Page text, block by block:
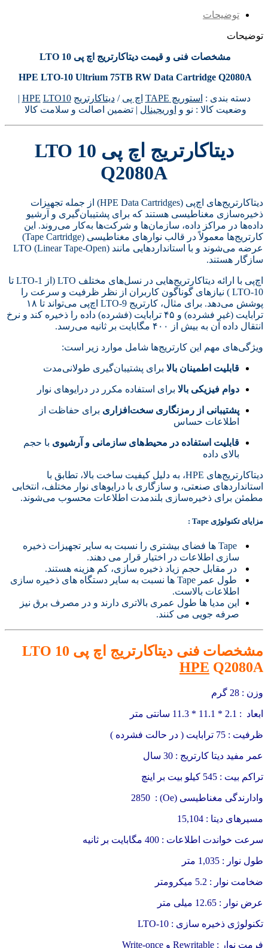
توضیحات
توضیحات
مشخصات فنی و قیمت دیتاکارتریج اچ پی LTO 10
HPE LTO‑10 Ultrium 75TB RW Data Cartridge Q2080A
دسته بندی : استوریچ TAPE اچ پی /دیتاکارتریج HPE LTO10
|
وضعیت کالا : نو و اوریجینال | تضمین اصالت و سلامت کالا
دیتاکارتریج اچ پی LTO 10
Q2080A
دیتاکارتریج‌های اچ‌پی (HPE Data Cartridges) از جمله تجهیزات
ذخیره‌سازی مغناطیسی هستند که برای پشتیبان‌گیری و آرشیو
داده‌ها در مراکز داده، سازمان‌ها و شرکت‌ها به‌کار می‌روند. این
کارتریج‌ها معمولاً در قالب نوارهای مغناطیسی (Tape Cartridge)
عرضه می‌شوند و با استانداردهایی مانند LTO (Linear Tape-Open)
سازگار هستند.
اچ‌پی با ارائه دیتاکارتریج‌هایی در نسل‌های مختلف LTO (از LTO-1 تا
LTO-10 ) نیازهای گوناگون کاربران از نظر ظرفیت و سرعت را
پوشش می‌دهد. برای مثال، کارتریج LTO-9 اچ‌پی می‌تواند تا ۱۸
ترابایت (غیر فشرده) و ۴۵ ترابایت (فشرده) داده را ذخیره کند و نرخ
انتقال داده آن به بیش از ۴۰۰ مگابایت بر ثانیه می‌رسد.
ویژگی‌های مهم این کارتریج‌ها شامل موارد زیر است:
قابلیت اطمینان بالا برای پشتیبان‌گیری طولانی‌مدت
دوام فیزیکی بالا برای استفاده مکرر در درایوهای نوار
پشتیبانی از رمزنگاری سخت‌افزاری برای حفاظت از
اطلاعات حساس
قابلیت استفاده در محیط‌های سازمانی و آرشیوی با حجم
بالای داده
دیتاکارتریج‌های HPE، به دلیل کیفیت ساخت بالا، تطابق با
استانداردهای صنعتی، و سازگاری با درایوهای نوار مختلف، انتخابی
مطمئن برای ذخیره‌سازی بلندمدت اطلاعات محسوب می‌شوند.
مزایای تکنولوژی Tape :
Tape ها فضای بیشتری را نسبت به سایر تجهیزات ذخیره
سازی اطلاعات در اختیار قرار می دهند.
در مقابل حجم زیاد ذخیره سازی، کم هزینه هستند.
طول عمر Tape ها نسبت به سایر دستگاه های ذخیره سازی
اطلاعات بالاست.
این مدیا ها طول عمری بالاتری دارند و در مصرف برق نیز
صرفه جویی می کنند.
مشخصات فنی دیتاکارتریج اچ پی LTO 10
HPE Q2080A
وزن : 28 گرم
ابعاد : 2.1 * 11.1 * 11.3 سانتی متر
ظرفیت : 75 ترابایت ( در حالت فشرده )
عمر مفید دیتا کارتریج : 30 سال
تراکم بیت : 545 کیلو بیت بر اینچ
وادارندگی مغناطیسی (Oe) :
مسیرهای دیتا : 15,104
سرعت خواندت اطلاعات : 400 مگابایت بر ثانیه
طول نوار : 1,035 متر
ضخامت نوار : 5.2 میکرومتر
عرض نوار : 12.65 میلی متر
تکنولوژی ذخیره سازی : LTO-10
فرمت نوار : Rewritable و Write-once